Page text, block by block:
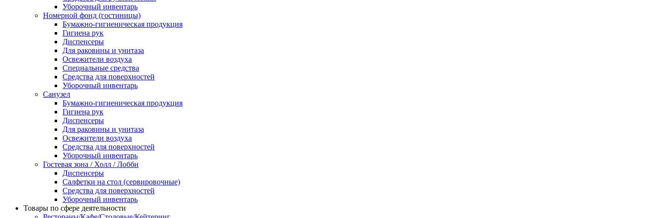
Уборочный инвентарь
Номерной фонд (гостиницы)
Бумажно-гигиеническая продукция
Гигиена рук
Диспенсеры
Для раковины и унитаза
Освежители воздуха
Специальные средства
Средства для поверхностей
Уборочный инвентарь
Санузел
Бумажно-гигиеническая продукция
Гигиена рук
Диспенсеры
Для раковины и унитаза
Освежители воздуха
Средства для поверхностей
Уборочный инвентарь
Гостевая зона / Холл / Лобби
Диспенсеры
Салфетки на стол (сервировочные)
Средства для поверхностей
Уборочный инвентарь
Товары по сфере деятельности